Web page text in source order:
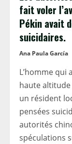
fait voler
Pékin avait
suicidaires.
Ana Paula García
L’homme qui
haute altitude
un résident
pensées
autorités
spéculations